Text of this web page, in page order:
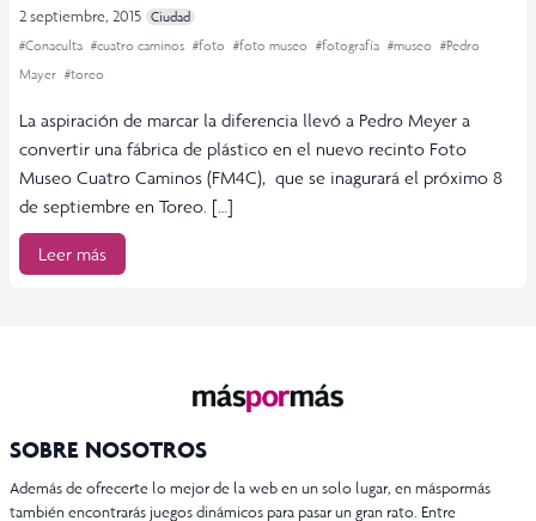
2 septiembre, 2015 Ciudad
#Conaculta #cuatro caminos #foto #foto museo #fotografía #museo #Pedro
Mayer #toreo
La aspiración de marcar la diferencia llevó a Pedro Meyer a
convertir una fábrica de plástico en el nuevo recinto Foto
Museo Cuatro Caminos (FM4C), que se inagurará el próximo 8
de septiembre en Toreo. […]
Leer más
SOBRE NOSOTROS
Además de ofrecerte lo mejor de la web en un solo lugar, en máspormás
también encontrarás juegos dinámicos para pasar un gran rato. Entre